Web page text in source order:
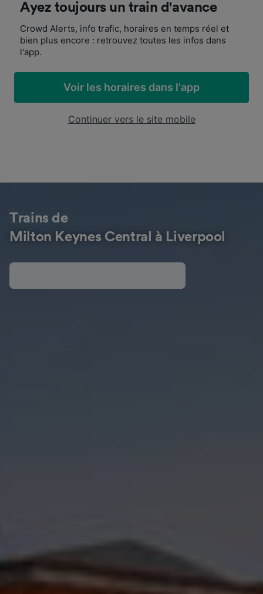
Ayez toujours un train d'avance
Crowd Alerts, info trafic, horaires en temps réel et
bien plus encore : retrouvez toutes les infos dans
l'app.
Voir les horaires dans l'app
Continuer vers le site mobile
Trains de
Milton Keynes Central à Liverpool